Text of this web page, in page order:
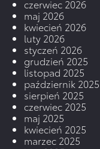
czerwiec 2026
maj 2026
kwiecień 2026
luty 2026
styczeń 2026
grudzień 2025
listopad 2025
październik 2025
sierpień 2025
czerwiec 2025
maj 2025
kwiecień 2025
marzec 2025